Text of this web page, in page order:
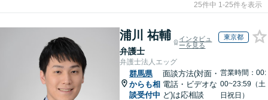
25件中 1-25件を表示
浦川 祐輔
弁護士
インタビュ
ーを見る
東京都
弁護士法人エッグ
群馬県
からも相
談受付中
面談方法(対面・
電話・ビデオな
ど)は応相談
営業時間：00:
00~23:59（土
日祝日）